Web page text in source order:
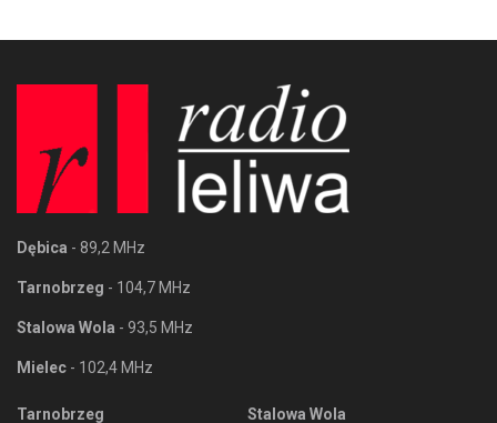
Dębica - 89,2 MHz
Tarnobrzeg - 104,7 MHz
Stalowa Wola - 93,5 MHz
Mielec - 102,4 MHz
Tarnobrzeg Stalowa Wola